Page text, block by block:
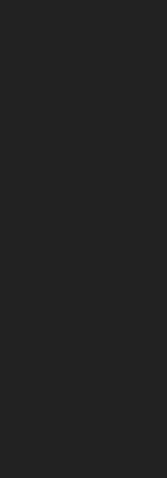
brano “Take Me
Concorso
Stefani, Lenny
il Premio
album d’esordio
Italia,